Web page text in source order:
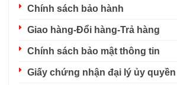
Chính sách bảo hành
Giao hàng-Đổi hàng-Trả hàng
Chính sách bảo mật thông tin
Giấy chứng nhận đại lý ủy quyền